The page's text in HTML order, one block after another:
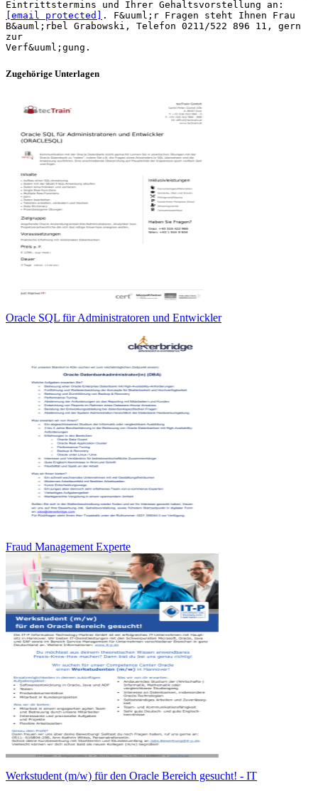
[email protected]
. F&uuml;r Fragen steht Ihnen Frau
B&auml;rbel Grabowski, Telefon 0211/522 896 11, gern
zur
Zugehörige Unterlagen
Oracle SQL für Administratoren und Entwickler
Fraud Management Experte
Werkstudent (m/w) für den Oracle Bereich gesucht! - IT